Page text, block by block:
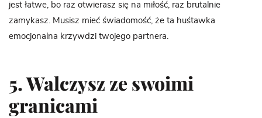
jest łatwe, bo raz otwierasz się na miłość, raz brutalnie
zamykasz. Musisz mieć świadomość, że ta huśtawka
emocjonalna krzywdzi twojego partnera.
5. Walczysz ze swoimi
granicami